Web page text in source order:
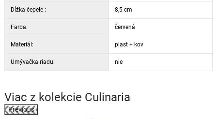
Dĺžka čepele : 8,5 cm
Farba: červená
Materiál: plast + kov
Umývačka riadu: nie
Viac z kolekcie Culinaria
Previous